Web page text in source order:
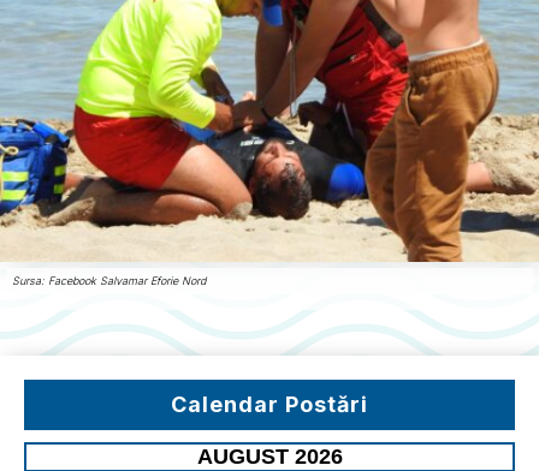
Sursa: Facebook Salvamar Eforie Nord
Calendar Postări
AUGUST 2026